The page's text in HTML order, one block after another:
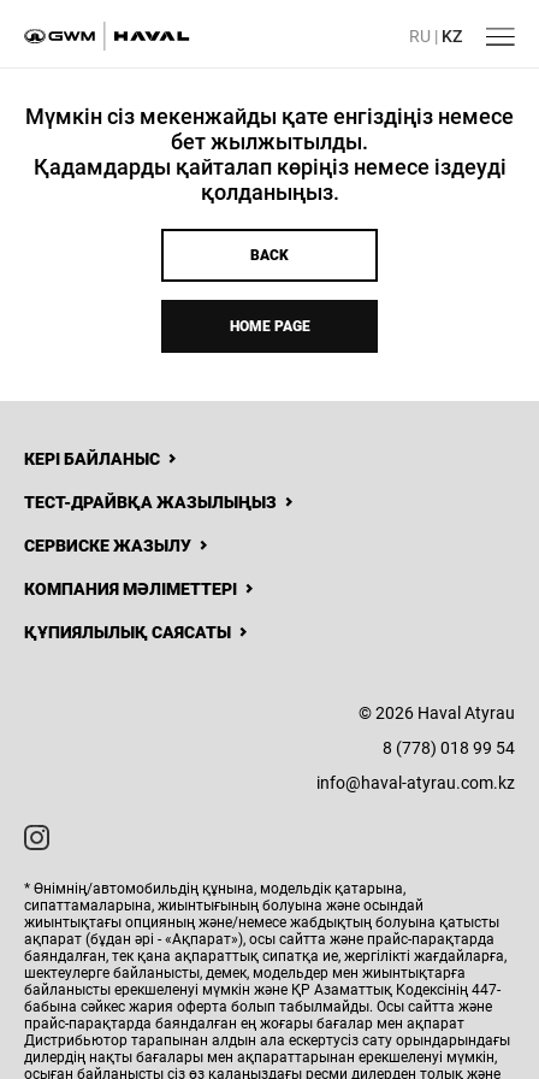
Atyrau
RU | KZ
Мүмкін сіз мекенжайды қате енгіздіңіз немесе
бет жылжытылды.
Қадамдарды қайталап көріңіз немесе іздеуді
қолданыңыз.
BACK
HOME PAGE
КЕРІ БАЙЛАНЫС
ТЕСТ-ДРАЙВҚА ЖАЗЫЛЫҢЫЗ
СЕРВИСКЕ ЖАЗЫЛУ
КОМПАНИЯ МӘЛІМЕТТЕРІ
ҚҰПИЯЛЫЛЫҚ САЯСАТЫ
© 2026 Haval Atyrau
8 (778) 018 99 54
info@haval-atyrau.com.kz
* Өнімнің/автомобильдің құнына, модельдік қатарына,
сипаттамаларына, жиынтығының болуына және осындай
жиынтықтағы опцияның және/немесе жабдықтың болуына қатысты
ақпарат (бұдан әрі - «Ақпарат»), осы сайтта және прайс-парақтарда
баяндалған, тек қана ақпараттық сипатқа ие, жергілікті жағдайларға,
шектеулерге байланысты, демек, модельдер мен жиынтықтарға
байланысты ерекшеленуі мүмкін және ҚР Азаматтық Кодексінің 447-
бабына сәйкес жария оферта болып табылмайды. Осы сайтта және
прайс-парақтарда баяндалған ең жоғары бағалар мен ақпарат
Дистрибьютор тарапынан алдын ала ескертусіз сату орындарындағы
дилердің нақты бағалары мен ақпараттарынан ерекшеленуі мүмкін,
осыған байланысты сіз өз қалаңыздағы ресми дилерден толық және